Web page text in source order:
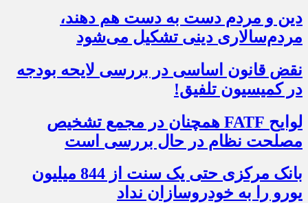
دین و مردم دست به‌ دست هم دهند،
مردم‌سالاری دینی تشکیل می‌شود
نقض قانون اساسی در بررسی لایحه بودجه
در کمیسیون تلفیق!
لوایح FATF همچنان در مجمع تشخیص
مصلحت نظام در حال بررسی است
بانک مرکزی حتی یک سنت از 844 میلیون
یورو را به خودروسازان نداد